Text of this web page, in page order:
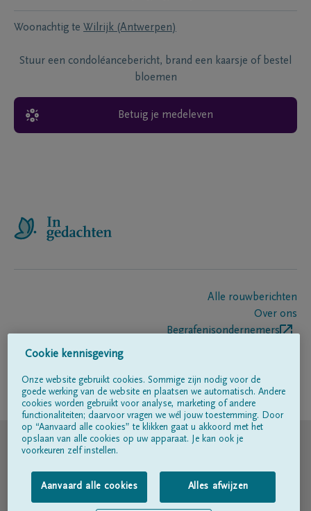
Woonachtig te Wilrijk (Antwerpen)
Stuur een condoléancebericht, brand een kaarsje of bestel
bloemen
Betuig je medeleven
Alle rouwberichten
Over ons
Begrafenisondernemers
Volg ons op
© DELA
Gebruiksvoorwaarden
Privacyverklaring
Cookie kennisgeving
Onze website gebruikt cookies. Sommige zijn nodig voor de
goede werking van de website en plaatsen we automatisch. Andere
cookies worden gebruikt voor analyse, marketing of andere
functionaliteiten; daarvoor vragen we wél jouw toestemming. Door
op “Aanvaard alle cookies” te klikken gaat u akkoord met het
opslaan van alle cookies op uw apparaat. Je kan ook je
voorkeuren zelf instellen.
Aanvaard alle cookies Alles afwijzen